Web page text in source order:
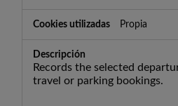
Propia
Records the selected
travel or parking bookings.